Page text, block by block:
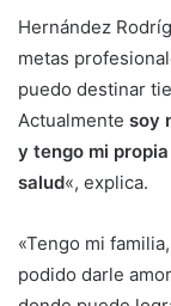
Hernández
metas
puedo destinar
Actualmente soy
y tengo mi
salud«, explica.
«Tengo mi
podido darle